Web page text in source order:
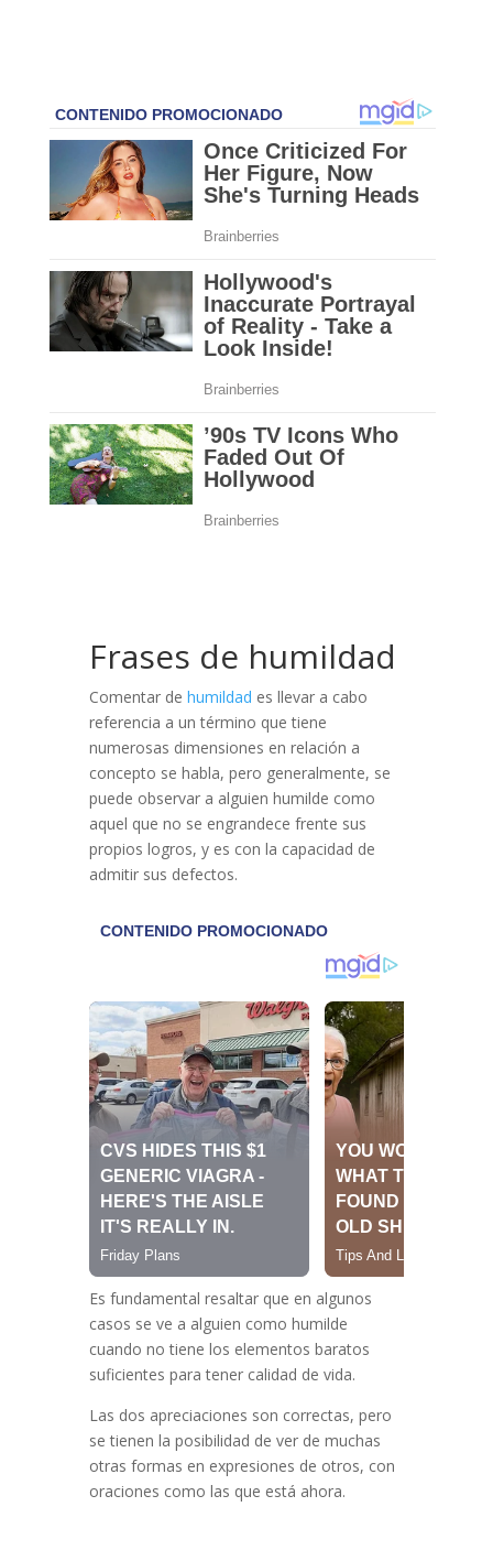
Frases de humildad
Comentar de humildad es llevar a cabo
referencia a un término que tiene
numerosas dimensiones en relación a
concepto se habla, pero generalmente, se
puede observar a alguien humilde como
aquel que no se engrandece frente sus
propios logros, y es con la capacidad de
admitir sus defectos.
Es fundamental resaltar que en algunos
casos se ve a alguien como humilde
cuando no tiene los elementos baratos
suficientes para tener calidad de vida.
Las dos apreciaciones son correctas, pero
se tienen la posibilidad de ver de muchas
otras formas en expresiones de otros, con
oraciones como las que está ahora.